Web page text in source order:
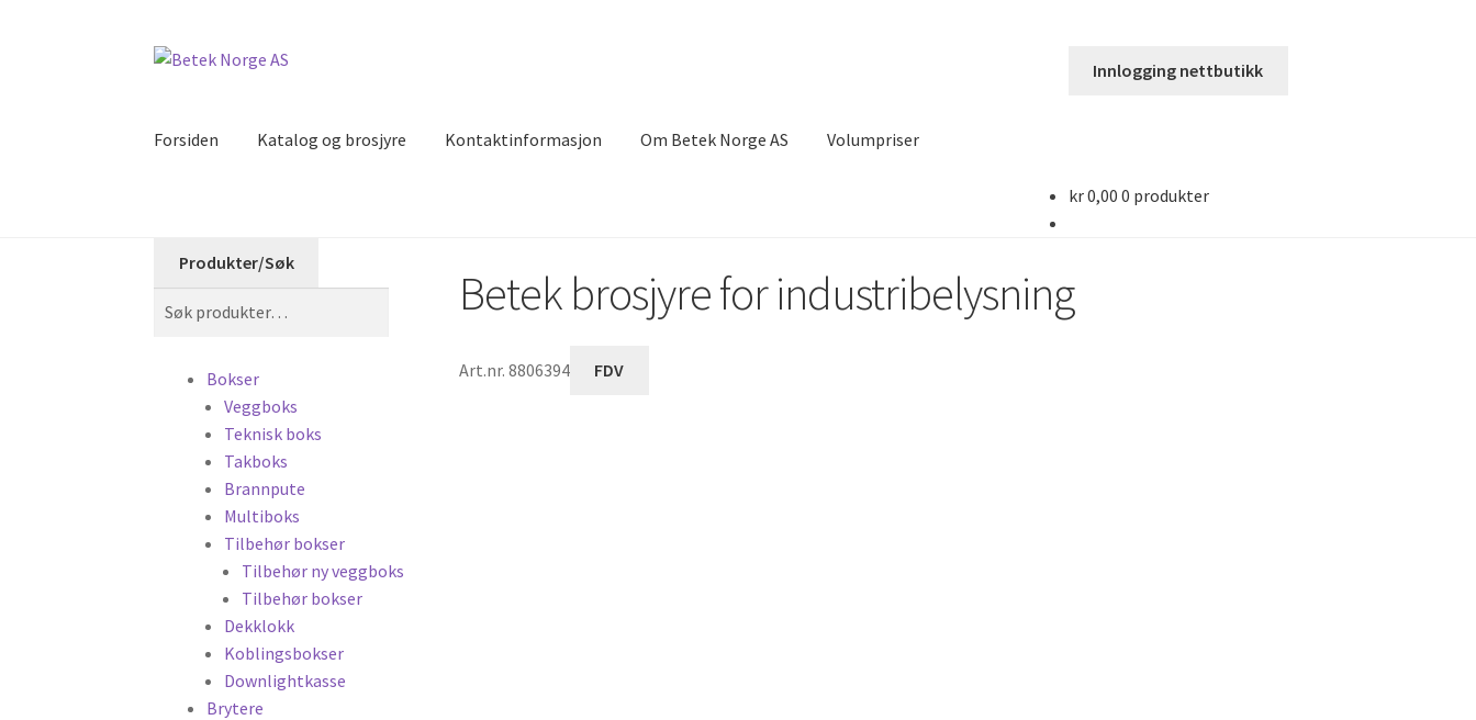
Hopp
Hopp
Innlogging nettbutikk
Forsiden Katalog og brosjyre Kontaktinformasjon Om Betek Norge AS Volumpriser
kr0,00 0 produkter
Betek brosjyre for industribelysning
Art.nr. 8806394 FDV
Produkter/Søk
Bokser
Veggboks
Teknisk boks
Takboks
Brannpute
Multiboks
Tilbehør bokser
Tilbehør ny veggboks
Tilbehør bokser
Dekklokk
Koblingsbokser
Downlightkasse
Brytere